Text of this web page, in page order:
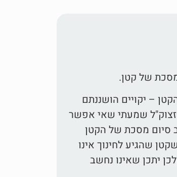
של קטן.
– יקויים הושננתם
זצוק"ל שמעתי שאי אפשר
סיום מסכת של הקטן
שהגיע לחינוך אינו
יתכן שאינו נחשב